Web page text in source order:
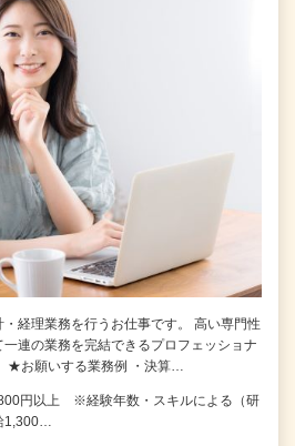
経理業務を行うお仕事です。 高い専門性
一連の業務を完結できるプロフェッショナ
★お願いする業務例 ・決算…
円以上 ※経験年数・スキルによる（研
1,300…